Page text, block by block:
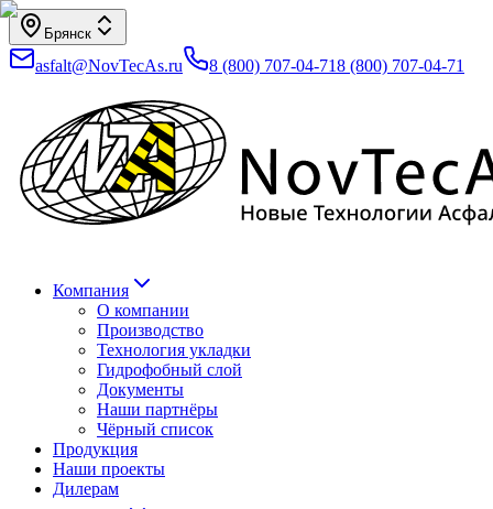
Брянск
asfalt@NovTecAs.ru 8 (800) 707-04-718 (800) 707-04-71
Компания
О компании
Производство
Технология укладки
Гидрофобный слой
Документы
Наши партнёры
Чёрный список
Продукция
Наши проекты
Дилерам